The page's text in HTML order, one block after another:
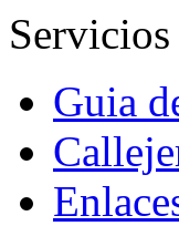
Servicios
Guia